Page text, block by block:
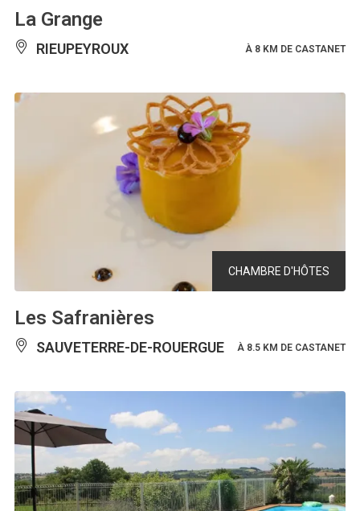
La Grange
RIEUPEYROUX À 8 KM DE CASTANET
CHAMBRE D'HÔTES
Les Safranières
SAUVETERRE-DE-ROUERGUE À 8.5 KM DE CASTANET